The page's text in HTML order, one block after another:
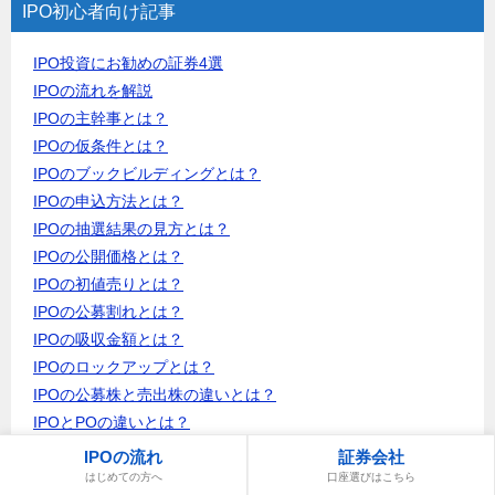
IPO初心者向け記事
IPO投資にお勧めの証券4選
IPOの流れを解説
IPOの主幹事とは？
IPOの仮条件とは？
IPOのブックビルディングとは？
IPOの申込方法とは？
IPOの抽選結果の見方とは？
IPOの公開価格とは？
IPOの初値売りとは？
IPOの公募割れとは？
IPOの吸収金額とは？
IPOのロックアップとは？
IPOの公募株と売出株の違いとは？
IPOとPOの違いとは？
立会外分売とは？
立会外分売にお勧めの証券5選
IPOの流れ
はじめての方へ
証券会社
口座選びはこちら